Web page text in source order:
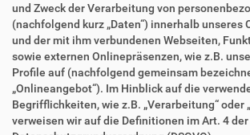
und Zweck der Verarbeitung von
(nachfolgend kurz „Daten“) innerhalb unseres
und der mit ihm verbundenen Webseiten,
sowie externen Onlinepräsenzen, wie z.B.
Profile auf (nachfolgend gemeinsam
„Onlineangebot“). Im Hinblick auf die
Begrifflichkeiten, wie z.B. „Verarbeitung“ oder
verweisen wir auf die Definitionen im Art. 4 der